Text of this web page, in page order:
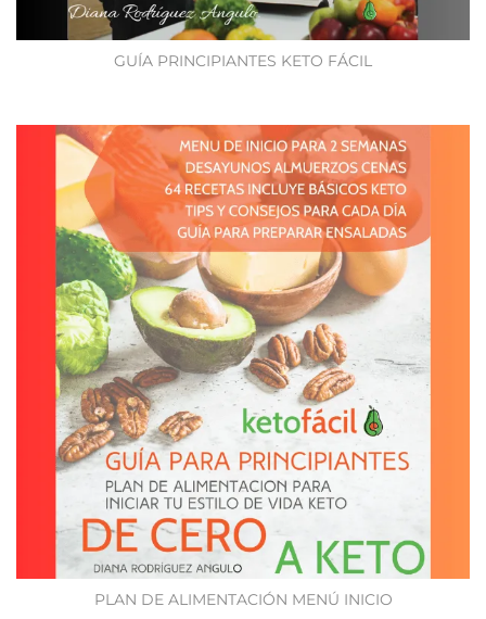
GUÍA PRINCIPIANTES KETO FÁCIL
PLAN DE ALIMENTACIÓN MENÚ INICIO